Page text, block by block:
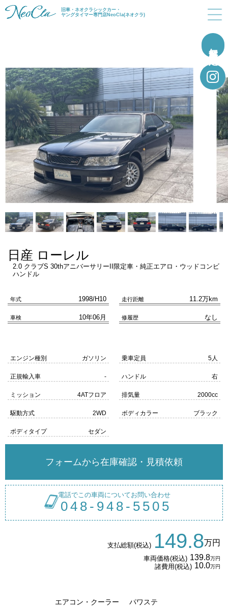
旧車・ネオクラシックカー・
ヤングタイマー専門店NeoCla(ネオクラ)
日産 ローレル
2.0 クラブS 30thアニバーサリーII限定車・純正エアロ・ウッドコンビ
ハンドル
年式 1998/H10 走行距離 11.2万km
車検 10年06月 修履歴 なし
エンジン種別 ガソリン 乗車定員 5人
正規輸入車 - ハンドル 右
ミッション 4ATフロア 排気量 2000cc
駆動方式 2WD ボディカラー ブラック
ボディタイプ セダン
フォームから在庫確認・見積依頼
電話でこの車両についてお問い合わせ
048-948-5505
支払総額(税込) 149.8万円
車両価格(税込) 139.8万円
諸費用(税込) 10.0万円
エアコン・クーラー
パワステ